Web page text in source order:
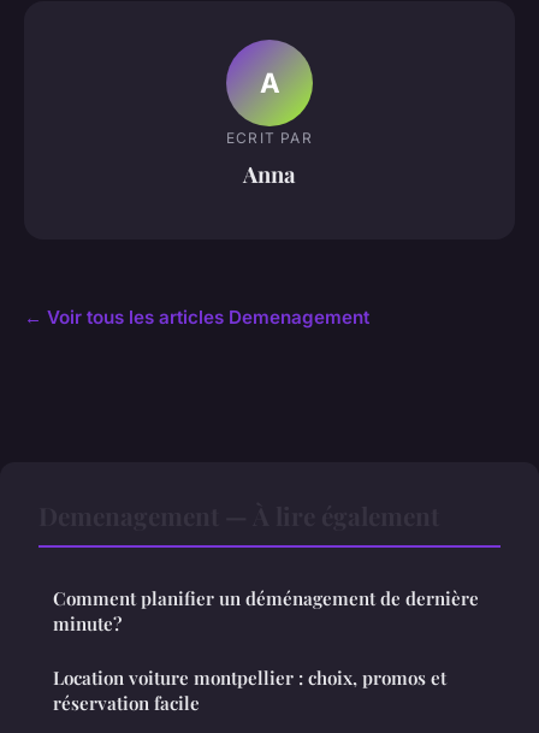
A
ECRIT PAR
Anna
← Voir tous les articles Demenagement
Comment planifier un déménagement de dernière
minute?
Location voiture montpellier : choix, promos et
réservation facile